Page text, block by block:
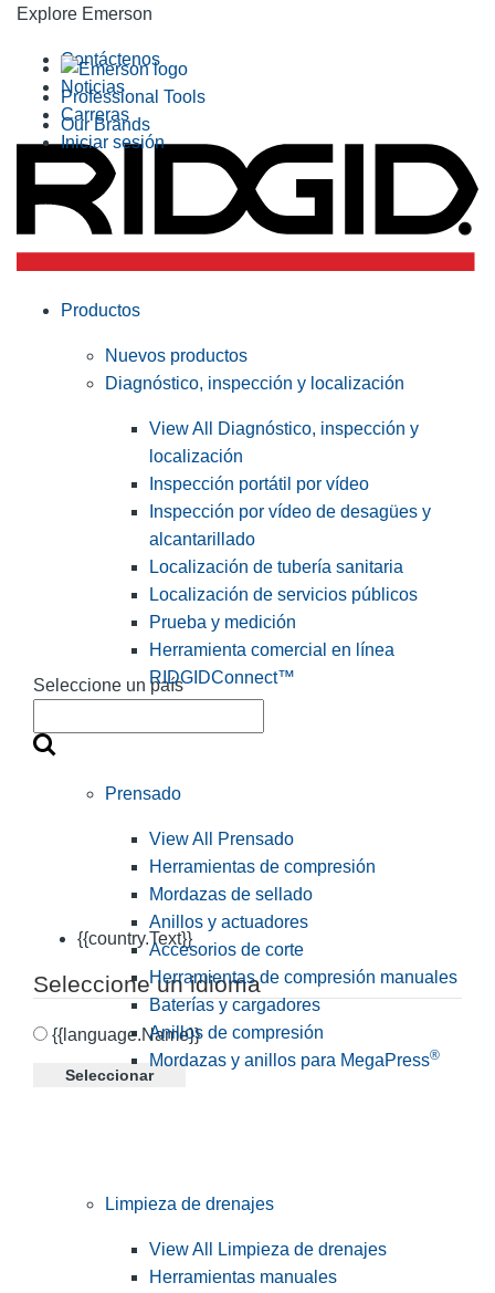
Explore Emerson
Professional Tools
Our Brands
Contáctenos
Noticias
Carreras
Iniciar sesión
Seleccione un país
{{country.Text}}
Seleccione un idioma
{{language.Name}}
Seleccionar
Productos
Nuevos productos
Diagnóstico, inspección y localización
View All Diagnóstico, inspección y
localización
Inspección portátil por vídeo
Inspección por vídeo de desagües y
alcantarillado
Localización de tubería sanitaria
Localización de servicios públicos
Prueba y medición
Herramienta comercial en línea
RIDGIDConnect™
Prensado
View All Prensado
Herramientas de compresión
Mordazas de sellado
Anillos y actuadores
Accesorios de corte
Herramientas de compresión manuales
Baterías y cargadores
Anillos de compresión
Mordazas y anillos para MegaPress®
Limpieza de drenajes
View All Limpieza de drenajes
Herramientas manuales